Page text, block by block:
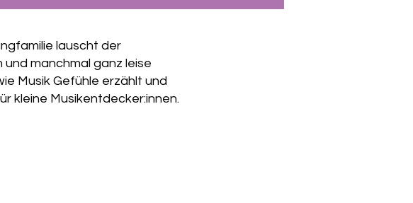
lauscht der
manchmal ganz leise
Musik Gefühle erzählt und
kleine Musikentdecker:innen.